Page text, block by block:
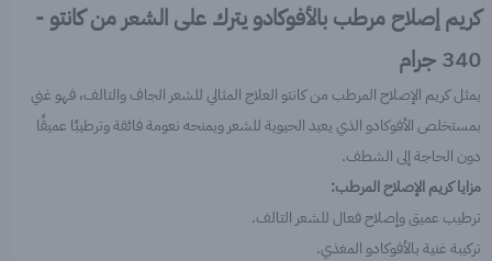
كريم إصلاح مرطب بالأفوكادو يترك على الشعر من كانتو -
340 جرام
يمثل كريم الإصلاح المرطب من كانتو العلاج المثالي للشعر الجاف والتالف، فهو غني
بمستخلص الأفوكادو الذي يعيد الحيوية للشعر ويمنحه نعومة فائقة وترطيبًا عميقًا
دون الحاجة إلى الشطف.
مزايا كريم الإصلاح المرطب:
ترطيب عميق وإصلاح فعال للشعر التالف.
تركيبة غنية بالأفوكادو المغذي.